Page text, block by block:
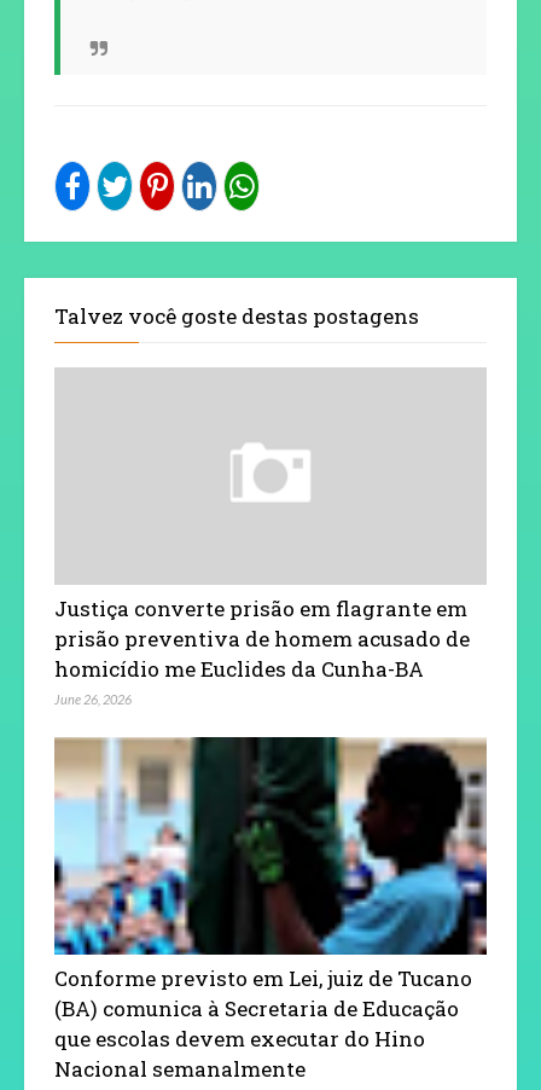
Talvez você goste destas postagens
Justiça converte prisão em flagrante em
prisão preventiva de homem acusado de
homicídio me Euclides da Cunha-BA
June 26, 2026
Conforme previsto em Lei, juiz de Tucano
(BA) comunica à Secretaria de Educação
que escolas devem executar do Hino
Nacional semanalmente